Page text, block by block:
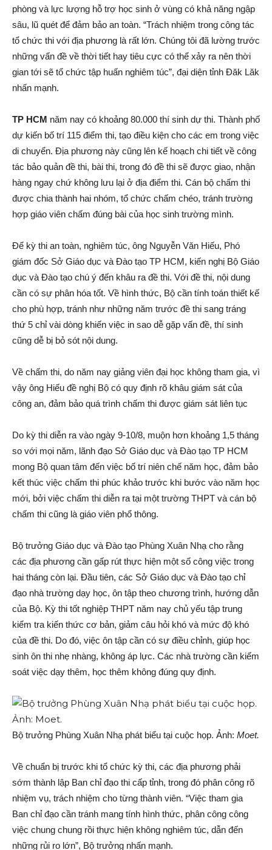
phòng và lực lượng hỗ trợ học sinh ở vùng có khả năng ngập
sâu, lũ quét để đảm bảo an toàn. “Trách nhiệm trong công tác
tổ chức thi với địa phương là rất lớn. Chúng tôi đã lường trước
những vấn đề về thời tiết hay tiêu cực có thể xảy ra nên thời
gian tới sẽ tổ chức tập huấn nghiêm túc”, đại diện tỉnh Đăk Lăk
nhấn mạnh.
TP HCM năm nay có khoảng 80.000 thí sinh dự thi. Thành phố
dự kiến bố trí 115 điểm thi, tạo điều kiện cho các em trong việc
di chuyển. Địa phương này cũng lên kế hoạch chi tiết về công
tác bảo quản đề thi, bài thi, trong đó đề thi sẽ được giao, nhận
hàng ngay chứ không lưu lại ở địa điểm thi. Cán bộ chấm thi
được chia thành hai nhóm, tổ chức chấm chéo, tránh trường
hợp giáo viên chấm đúng bài của học sinh trường mình.
Để kỳ thi an toàn, nghiêm túc, ông Nguyễn Văn Hiếu, Phó
giám đốc Sở Giáo dục và Đào tạo TP HCM, kiến nghị Bộ Giáo
dục và Đào tạo chú ý đến khâu ra đề thi. Với đề thi, nội dung
cần có sự phân hóa tốt. Về hình thức, Bộ cần tính toán thiết kế
cho phù hợp, tránh như những năm trước đề thi sang tráng
thứ 5 chỉ vài dòng khiến việc in sao dễ gặp vấn đề, thí sinh
cũng dễ bị bỏ sót nội dung.
Về chấm thi, do năm nay giảng viên đại học không tham gia, vì
vậy ông Hiếu đề nghị Bộ có quy định rõ khâu giám sát của
công an, đảm bảo quá trình chấm thi được giám sát liên tục
Do kỳ thi diễn ra vào ngày 9-10/8, muộn hơn khoảng 1,5 tháng
so với mọi năm, lãnh đạo Sở Giáo dục và Đào tạo TP HCM
mong Bộ quan tâm đến việc bố trí niên chế năm học, đảm bảo
kết thúc việc chấm thi phúc khảo trước khi bước vào năm học
mới, bởi việc chấm thi diễn ra tại một trường THPT và cán bộ
chấm thi cũng là giáo viên phổ thông.
Bộ trưởng Giáo dục và Đào tạo Phùng Xuân Nhạ cho rằng
các địa phương cần gấp rút thực hiện một số công việc trong
hai tháng còn lại. Đầu tiên, các Sở Giáo dục và Đào tạo chỉ
đạo nhà trường dạy học, ôn tập theo chương trình, hướng dẫn
của Bộ. Kỳ thi tốt nghiệp THPT năm nay chủ yếu tập trung
kiểm tra kiến thức cơ bản, giảm câu hỏi khó và mức độ khó
của đề thi. Do đó, việc ôn tập cần có sự điều chỉnh, giúp học
sinh ôn thi nhẹ nhàng, không áp lực. Các nhà trường cần kiểm
soát việc dạy thêm, học thêm không đúng quy định.
Bộ trưởng Phùng Xuân Nhạ phát biểu tại cuộc họp. Ảnh: Moet.
Về chuẩn bị trước khi tổ chức kỳ thi, các địa phương phải
sớm thành lập Ban chỉ đạo thi cấp tỉnh, trong đó phân công rõ
nhiệm vụ, trách nhiệm cho từng thành viên. “Việc tham gia
Ban chỉ đạo cần tránh mang tính hình thức, phân công công
việc chung chung rồi thực hiện không nghiêm túc, dẫn đến
những rủi ro lớn”, Bộ trưởng nhấn mạnh.